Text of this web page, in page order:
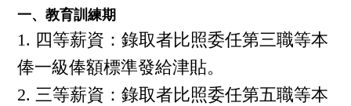
一、教育訓練期
四等薪資：錄取者比照委任第三職等本
俸一級俸額標準發給津貼。
三等薪資：錄取者比照委任第五職等本